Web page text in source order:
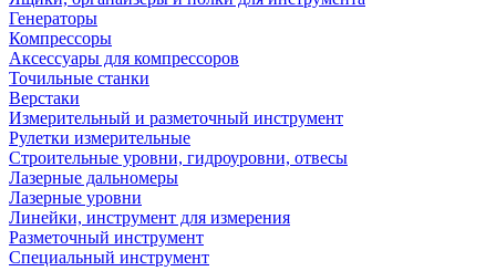
Генераторы
Компрессоры
Аксессуары для компрессоров
Точильные станки
Верстаки
Измерительный и разметочный инструмент
Рулетки измерительные
Строительные уровни, гидроуровни, отвесы
Лазерные дальномеры
Лазерные уровни
Линейки, инструмент для измерения
Разметочный инструмент
Специальный инструмент